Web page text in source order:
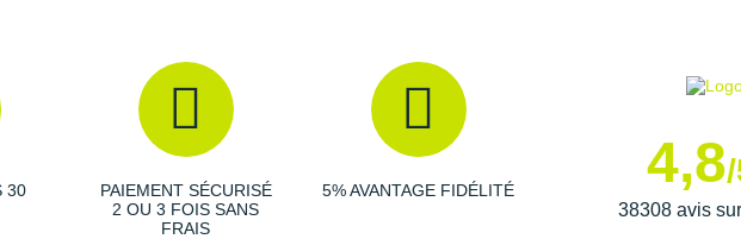
30
PAIEMENT SÉCURISÉ
2 OU 3 FOIS SANS
FRAIS
5% AVANTAGE FIDÉLITÉ 4,8
38308 avis